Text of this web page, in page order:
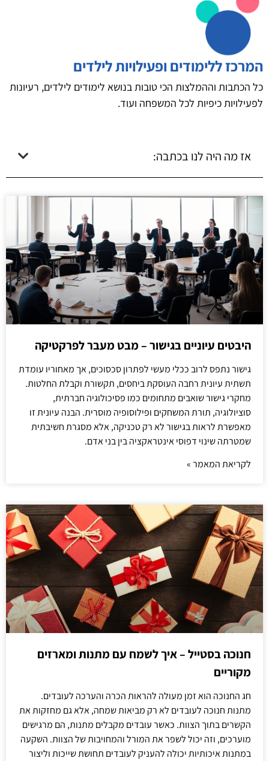
המרכז ללימודים ופעילויות לילדים
כל הכתבות וההמלצות הכי טובות בנושא לימודים לילדים, רעיונות
לפעילויות כיפיות לכל המשפחה ועוד.
אז מה היה לנו בכתבה:
היבטים עיוניים בגישור – מבט מעבר לפרקטיקה
גישור נתפס לרוב ככלי מעשי לפתרון סכסוכים, אך מאחוריו עומדת
תשתית עיונית רחבה העוסקת ביחסים, תקשורת וקבלת החלטות.
מחקרי גישור שואבים מתחומים כמו פסיכולוגיה חברתית,
סוציולוגיה, תורת המשחקים ופילוסופיה מוסרית. הבנה עיונית זו
מאפשרת לראות בגישור לא רק טכניקה, אלא מסגרת חשיבתית
שמטרתה שינוי דפוסי אינטראקציה בין בני אדם.
לקריאת המאמר »
חנוכה בסטייל – איך לשמח עם מתנות ומארזים
מקוריים
חג החנוכה הוא זמן מעולה להראות הכרה והערכה לעובדים.
מתנות חנוכה לעובדים לא רק מביאות שמחה, אלא גם מחזקות את
הקשרים בתוך הצוות. כאשר עובדים מקבלים מתנות, הם מרגישים
מוערכים, וזה יכול לשפר את המורל והמחויבות של הצוות. השקעה
במתנות איכותיות יכולה להעניק לעובדים תחושת שייכות וליצור